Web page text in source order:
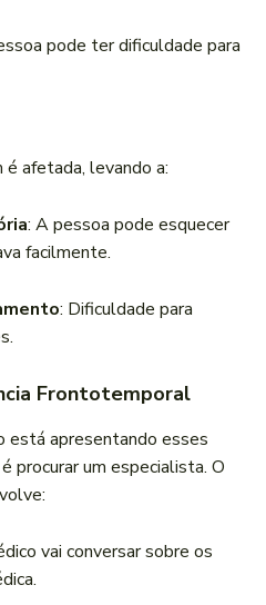
pode ter dificuldade para
é afetada, levando a:
: A pessoa pode esquecer
facilmente.
: Dificuldade para
Frontotemporal
está apresentando esses
procurar um especialista. O
vai conversar sobre os